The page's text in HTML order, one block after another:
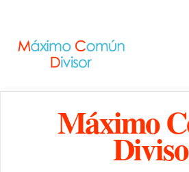
Máximo